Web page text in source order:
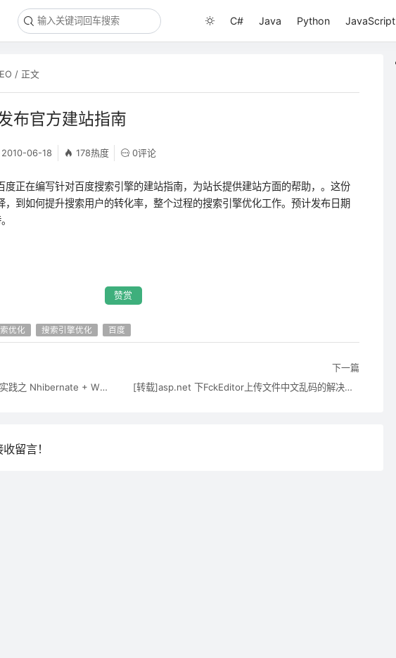
C# Java Python JavaScript
/ 正文
布官方建站指南
2010-06-18 178热度 0评论
度正在编写针对百度搜索引擎的建站指南，为站长提供建站方面的帮助，。这份
，到如何提升搜索用户的转化率，整个过程的搜索引擎优化工作。预计发布日期
赞赏
优化 搜索引擎优化 百度
[转载]Spring.NET企业架构实践之 Nhibernate + WCF + ASP.NET MVC + NVelocity 对PetShop4.0重构(一)
下一篇
[转载]asp.net 下FckEditor上传文件中文乱码的解决办法
留言！